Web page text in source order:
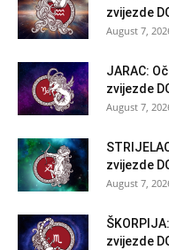
zvijezde
August 7,
JARAC:
zvijezde
August 7,
zvijezde
August 7,
zvijezde